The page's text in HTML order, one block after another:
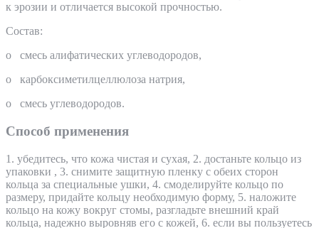
к эрозии и отличается высокой прочностью.
Состав:
o смесь алифатических углеводородов,
o карбоксиметилцеллюлоза натрия,
o смесь углеводородов.
Способ применения
1. убедитесь, что кожа чистая и сухая, 2. достаньте кольцо из
упаковки , 3. снимите защитную пленку с обеих сторон
кольца за специальные ушки, 4. смоделируйте кольцо по
размеру, придайте кольцу необходимую форму, 5. наложите
кольцо на кожу вокруг стомы, разгладьте внешний край
кольца, надежно выровняв его с кожей, 6. если вы пользуетесь